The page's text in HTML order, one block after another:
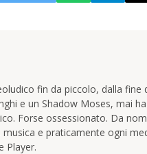
fin da piccolo, dalla fine
e un Shadow Moses, mai
Forse ossessionato. Da
e praticamente ogni
Player.